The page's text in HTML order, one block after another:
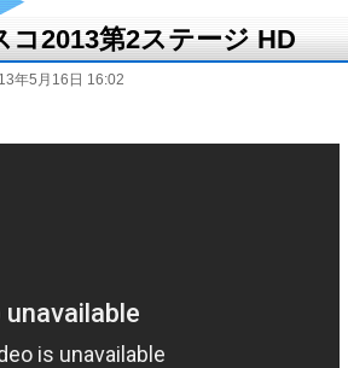
2013第2ステージ HD
年5月16日 16:02